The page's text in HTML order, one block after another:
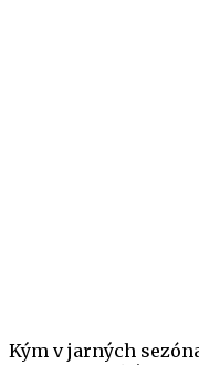
Kým v jarných